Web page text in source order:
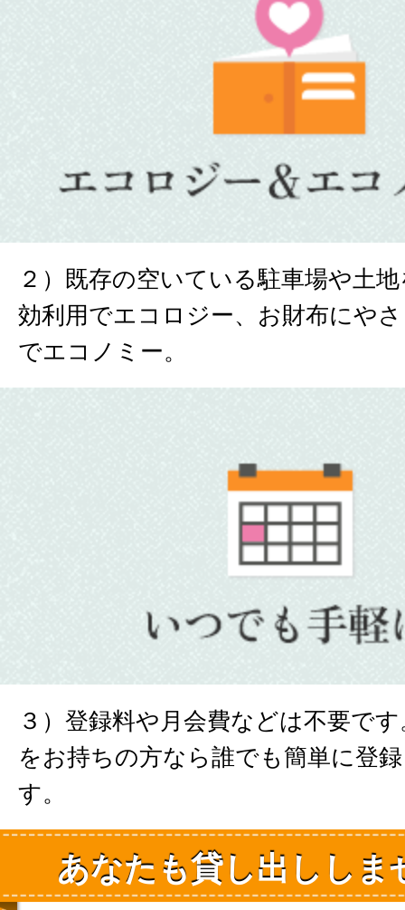
２）既存の空いている駐車場や土
効利用でエコロジー、お財布にや
でエコノミー。
３）登録料や月会費などは不要で
をお持ちの方なら誰でも簡単に登
す。
あなたも貸し出ししま